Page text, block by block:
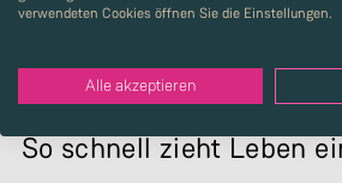
So schnell zieht Leben
verwendeten Cookies öffnen Sie die Einstellungen.
Alle akzeptieren